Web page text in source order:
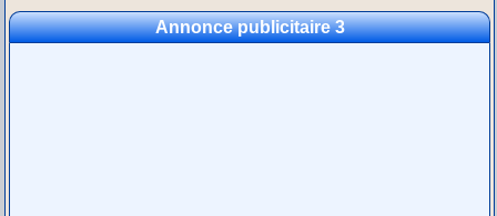
Annonce publicitaire 3